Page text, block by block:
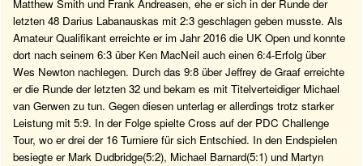
Matthew Smith und Frank Andreasen, ehe er sich in der Runde der
letzten 48 Darius Labanauskas mit 2:3 geschlagen geben musste. Als
Amateur Qualifikant erreichte er im Jahr 2016 die UK Open und konnte
dort nach seinem 6:3 über Ken MacNeil auch einen 6:4-Erfolg über
Wes Newton nachlegen. Durch das 9:8 über Jeffrey de Graaf erreichte
er die Runde der letzten 32 und bekam es mit Titelverteidiger Michael
van Gerwen zu tun. Gegen diesen unterlag er allerdings trotz starker
Leistung mit 5:9. In der Folge spielte Cross auf der PDC Challenge
Tour, wo er drei der 16 Turniere für sich Entschied. In den Endspielen
besiegte er Mark Dudbridge(5:2), Michael Barnard(5:1) und Martyn